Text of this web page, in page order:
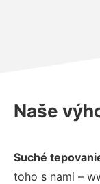
Naše
Suché
toho s nami –